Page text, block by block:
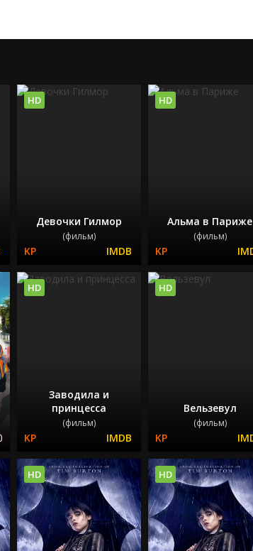
Девочки Гилмор
(фильм)
HD
Альма в Париже
(фильм)
HD
Заводила и
принцесса
(фильм)
HD
Вельзевул
(фильм)
HD
HD HD